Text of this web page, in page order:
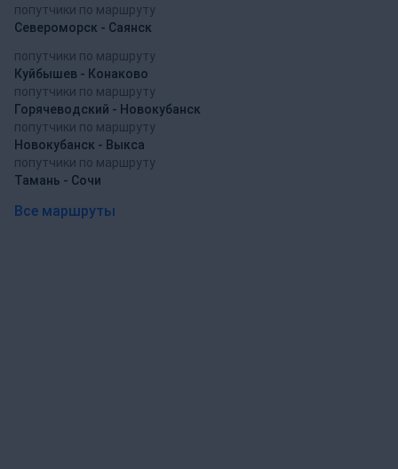
попутчики по маршруту
Североморск - Саянск
попутчики по маршруту
Куйбышев - Конаково
попутчики по маршруту
Горячеводский - Новокубанск
попутчики по маршруту
Новокубанск - Выкса
попутчики по маршруту
Тамань - Сочи
Все маршруты